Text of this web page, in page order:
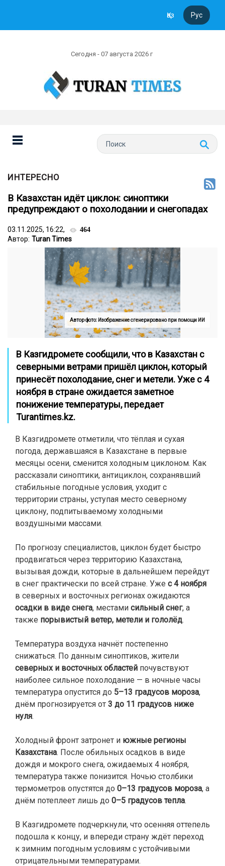
Қаз Рус
Сегодня - 07 августа 2026 г
ИНТЕРЕСНО
В Казахстан идёт циклон: синоптики
предупреждают о похолодании и снегопадах
03.11.2025, 16:22, 464
Автор: Turan Times
Автор фото: Изображение сгенерировано при помощи ИИ
В Казгидромете сообщили, что в Казахстан с
северными ветрами пришёл циклон, который
принесёт похолодание, снег и метели. Уже с 4
ноября в стране ожидается заметное
понижение температуры,передает
Turantimes.kz.
В Казгидромете отметили, что тёплая и сухая
погода, державшаяся в Казахстане в первые
месяцы осени, сменится холодным циклоном. Как
рассказали синоптики, антициклон, сохранявший
стабильные погодные условия, уходит с
территории страны, уступая место северному
циклону, подпитываемому холодными
воздушными массами.
По прогнозу специалистов, циклон будет быстро
продвигаться через территорию Казахстана,
вызывая дожди, которые в дальнейшем перейдут
в снег практически по всей стране. Уже с 4 ноября
в северных и восточных регионах ожидаются
осадки в виде снега, местами сильный снег, а
также порывистый ветер, метели и гололёд.
Температура воздуха начнёт постепенно
снижаться. По данным синоптиков, жители
северных и восточных областей почувствуют
наиболее сильное похолодание — в ночные часы
температура опустится до 5–13 градусов мороза,
днём прогнозируется от 3 до 11 градусов ниже
нуля.
Холодный фронт затронет и южные регионы
Казахстана. После обильных осадков в виде
дождя и мокрого снега, ожидаемых 4 ноября,
температура также понизится. Ночью столбики
термометров опустятся до 0–13 градусов мороза, а
днём потеплеет лишь до 0–5 градусов тепла.
В Казгидромете подчеркнули, что осенняя оттепель
подошла к концу, и впереди страну ждёт переход
к зимним погодным условиям с устойчивыми
отрицательными температурами.